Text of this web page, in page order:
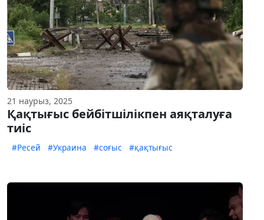
21 наурыз, 2025
Қақтығыс бейбітшілікпен аяқталуға
тиіс
#Ресей #Украина #соғыс #қақтығыс